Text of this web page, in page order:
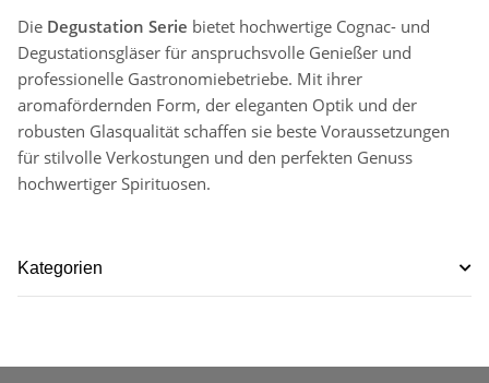
Die Degustation Serie bietet hochwertige Cognac- und
Degustationsgläser für anspruchsvolle Genießer und
professionelle Gastronomiebetriebe. Mit ihrer
aromafördernden Form, der eleganten Optik und der
robusten Glasqualität schaffen sie beste Voraussetzungen
für stilvolle Verkostungen und den perfekten Genuss
hochwertiger Spirituosen.
Kategorien